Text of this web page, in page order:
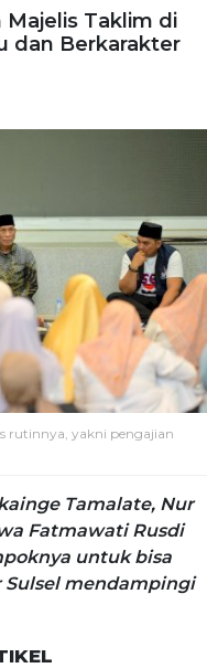
Taklim di
dan Berkarakter
rutinnya, yakni pengajian
Tamalate, Nur
Fatmawati Rusdi
untuk bisa
mendampingi